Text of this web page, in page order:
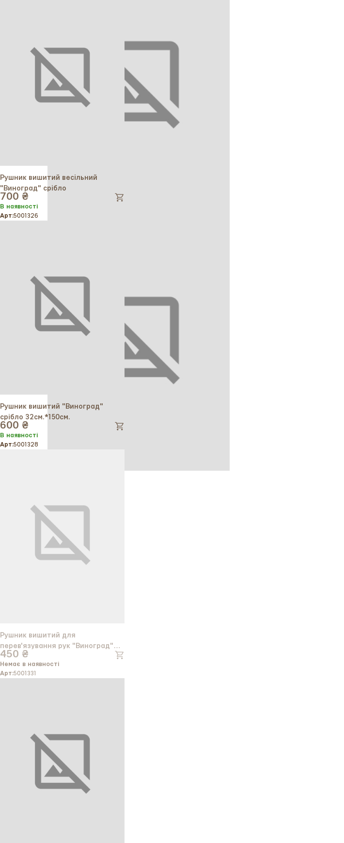
Рушник вишитий весільний
"Виноград" срібло
700 ₴
В наявності
Арт:5001326
Рушник вишитий "Виноград"
срібло 32см.*150см.
600 ₴
В наявності
Арт:5001328
Рушник вишитий для
перев'язування рук "Виноград"
срібло 16см.*130см.
450 ₴
Немає в наявності
Арт:5001331